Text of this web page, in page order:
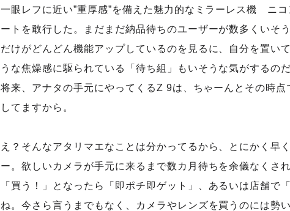
一眼レフに近い”重厚感”を備えた魅力的なミラーレス機 ニ
ートを敢行した。まだまだ納品待ちのユーザーが数多くいそ
だけがどんどん機能アップしているのを見るに、自分を置い
うな焦燥感に駆られている「待ち組」もいそうな気がするの
将来、アナタの手元にやってくるZ 9は、ちゃーんとその時
してますから。
え？そんなアタリマエなことは分かってるから、とにかく
ー。欲しいカメラが手元に来るまで数カ月待ちを余儀なくさ
「買う！」となったら「即ポチ即ゲット」、あるいは店舗で
ね。今さら言うまでもなく、カメラやレンズを買うのには勢